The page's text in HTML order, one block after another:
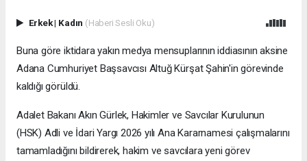
Erkek| Kadın (Haberi Sesli Oku)
Buna göre iktidara yakın medya mensuplarının iddiasının aksine
Adana Cumhuriyet Başsavcısı Altuğ Kürşat Şahin'in görevinde
kaldığı görüldü.
Adalet Bakanı Akın Gürlek, Hakimler ve Savcılar Kurulunun
(HSK) Adli ve İdari Yargı 2026 yılı Ana Kararnamesi çalışmalarını
tamamladığını bildirerek, hakim ve savcılara yeni görev